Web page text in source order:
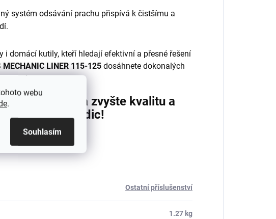
webu
.
Souhlasím
systém odsávání prachu přispívá k čistšímu a
i domácí kutily, kteří hledají efektivní a přesné řešení
MECHANIC LINER 115-125 dosáhnete dokonalých
115-125 a zvyšte kvalitu a
hran dlaždic!
Ostatní příslušenství
1.27 kg